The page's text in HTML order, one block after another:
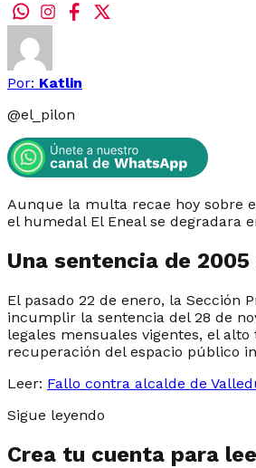
Por: Katlin
@el_pilon
Aunque la multa recae hoy sobre
el humedal El Eneal se degradara
Una sentencia de
El pasado 22 de enero, la Sección
incumplir la sentencia del 28 de
legales mensuales vigentes, el
recuperación del espacio público
Leer: Fallo contra alcalde de
Sigue leyendo
Crea tu cuenta para